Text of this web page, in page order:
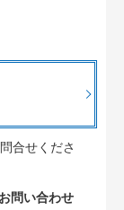
合せくださ
問い合わせ